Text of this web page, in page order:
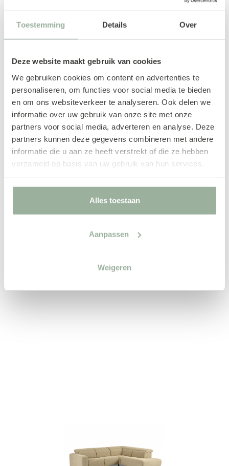
Toestemming Details Over
Deze website maakt gebruik van cookies
We gebruiken cookies om content en advertenties te
personaliseren, om functies voor social media te bieden
en om ons websiteverkeer te analyseren. Ook delen we
informatie over uw gebruik van onze site met onze
partners voor social media, adverteren en analyse. Deze
partners kunnen deze gegevens combineren met andere
informatie die u aan ze heeft verstrekt of die ze hebben
verzameld op basis van uw gebruik van hun services.
Alles toestaan
Aanpassen
Weigeren
Relaxfauteuil Dakota,
Large
Montèl relaxfauteuil Dakota
vormgeving. Het luchtige
comfortabele zit dankzij de